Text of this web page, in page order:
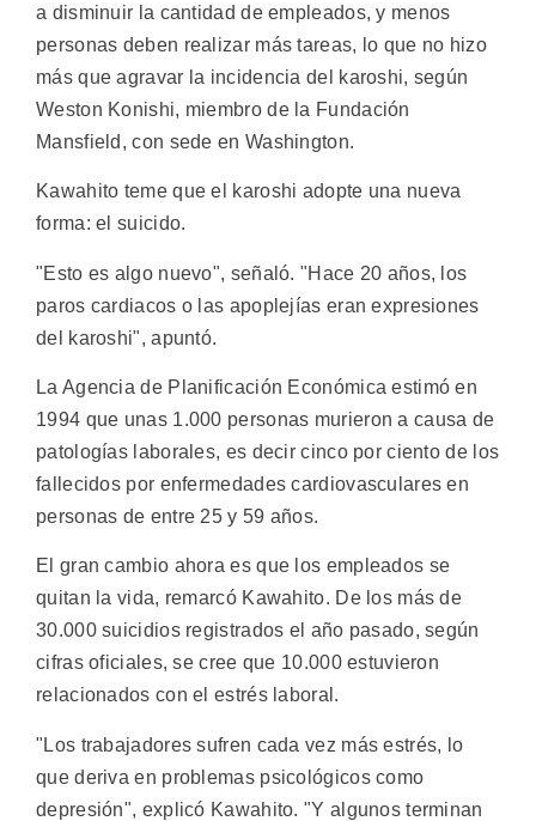
a disminuir la cantidad de empleados, y menos
personas deben realizar más tareas, lo que no hizo
más que agravar la incidencia del karoshi, según
Weston Konishi, miembro de la Fundación
Mansfield, con sede en Washington.
Kawahito teme que el karoshi adopte una nueva
forma: el suicido.
"Esto es algo nuevo", señaló. "Hace 20 años, los
paros cardiacos o las apoplejías eran expresiones
del karoshi", apuntó.
La Agencia de Planificación Económica estimó en
1994 que unas 1.000 personas murieron a causa de
patologías laborales, es decir cinco por ciento de los
fallecidos por enfermedades cardiovasculares en
personas de entre 25 y 59 años.
El gran cambio ahora es que los empleados se
quitan la vida, remarcó Kawahito. De los más de
30.000 suicidios registrados el año pasado, según
cifras oficiales, se cree que 10.000 estuvieron
relacionados con el estrés laboral.
"Los trabajadores sufren cada vez más estrés, lo
que deriva en problemas psicológicos como
depresión", explicó Kawahito. "Y algunos terminan